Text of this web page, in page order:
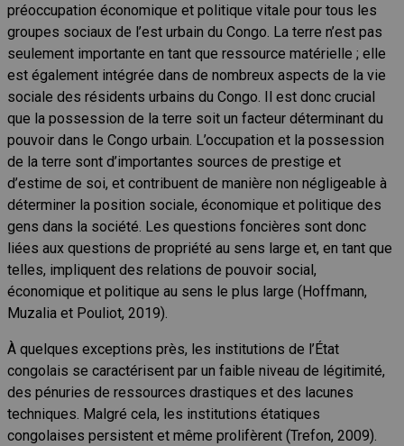
préoccupation économique et politique vitale pour tous les
groupes sociaux de l’est urbain du Congo. La terre n’est pas
seulement importante en tant que ressource matérielle ; elle
est également intégrée dans de nombreux aspects de la vie
sociale des résidents urbains du Congo. Il est donc crucial
que la possession de la terre soit un facteur déterminant du
pouvoir dans le Congo urbain. L’occupation et la possession
de la terre sont d’importantes sources de prestige et
d’estime de soi, et contribuent de manière non négligeable à
déterminer la position sociale, économique et politique des
gens dans la société. Les questions foncières sont donc
liées aux questions de propriété au sens large et, en tant que
telles, impliquent des relations de pouvoir social,
économique et politique au sens le plus large (Hoffmann,
Muzalia et Pouliot, 2019).
À quelques exceptions près, les institutions de l’État
congolais se caractérisent par un faible niveau de légitimité,
des pénuries de ressources drastiques et des lacunes
techniques. Malgré cela, les institutions étatiques
congolaises persistent et même prolifèrent (Trefon, 2009).